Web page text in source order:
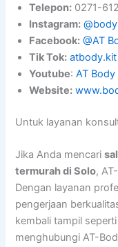
Telepon: 0271-
Instagram:
Facebook: @AT
Tik Tok: atbody.kit
Youtube:AT
Website:
Untuk layanan
Jika Anda mencari
termurah di Solo,
Dengan layanan
pengerjaan
kembali tampil
menghubungi AT-